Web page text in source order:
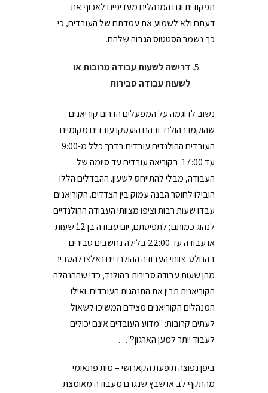
תפקודית וגם המנהלים מעדיפים לאכוף את
דעתם ולא לשמוע את עמדתם של העובדים, כי
כך נשמר הסטטוס הגבוה שלהם.
דרישה לשעות עבודה מרובות או
לשעות עבודה סבירות
נשוב לדוגמה על המפעלים הדרום קוריאנים
שהוקמו בהולנד ובהם הועסקו עובדים מקומיים.
העובדים ההולנדים עובדים בדרך כלל מ-9:00
עד 17:00. בקוריאה עובדים עד סיומה של
העבודה, מבלי להתייחס לשעון. ההבדלים הללו
הובילו לחוסר הבנה עמוק בין הצדדים. הקוריאנים
עבדו שעות רבות וציפו מצוותי העבודה ההולנדיים
לנהוג כמותם; לתפיסתם, יום עבודה בן 12 שעות
או עבודה עד 22:00 בלילה נחשבים סבירים
בהחלט. צוותי העבודה ההולנדיים נאלצו להסביר
מהן שעות עבודה סבירות בהולנד, כדי שההנהלה
הקוריאנית תבין את התנהגות העובדים. ואילו
המנהלים הקוריאנים מצידם המשיכו לשאול
לעתים קרובות: "מדוע העובדים אינם יכולים
לעבוד יותר למען הארגון?"…
ביפן נפוצה תופעת הקארושי – מות פתאומי
מהתקף לב או שבץ שנגרם מעבודה מאומצת.